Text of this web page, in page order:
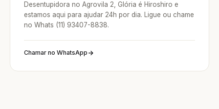
Desentupidora no Agrovila 2, Glória é Hiroshiro e
estamos aqui para ajudar 24h por dia. Ligue ou chame
no Whats (11) 93407-8838.
Chamar no WhatsApp